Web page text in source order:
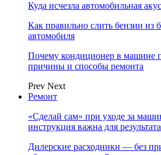
Куда исчезла автомобильная
Как правильно слить бензин из
автомобиля
Почему кондиционер в машине
причины и способы ремонта
Prev Next
Ремонт
«Сделай сам» при уходе за
инструкция важна для результата
Дилерские расходники — без